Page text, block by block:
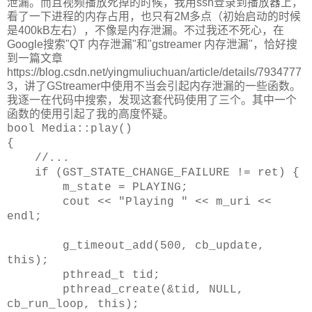
看了一下进程的内存占用，也只有2M多点（初始启动的时候
是400kB左右），不像是内存泄漏。不过我还不死心，在
Google搜索"QT 内存泄漏"和"gstreamer 内存泄漏"，恰好搜
到一篇文章
https://blog.csdn.net/yingmuliuchuan/article/details/7934777
3，讲了GStreamer中使用不当会引起内存泄漏的一些函数。
我逐一在代码中搜索，发现这套代码使用了三个。其中一个
函数的使用引起了我的高度怀疑。
bool Media::play()
{
//...
if (GST_STATE_CHANGE_FAILURE != ret) {
m_state = PLAYING;
cout << "Playing " << m_uri <<
endl;
g_timeout_add(500, cb_update,
this);
pthread_t tid;
pthread_create(&tid, NULL,
cb_run_loop, this);